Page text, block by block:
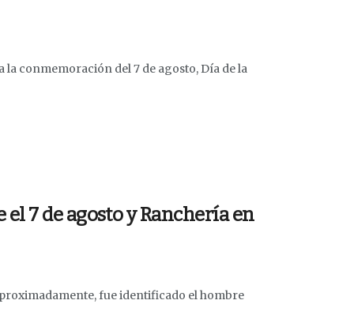
conmemoración del 7 de agosto, Día de la
7 de agosto y Ranchería en
fue identificado el hombre